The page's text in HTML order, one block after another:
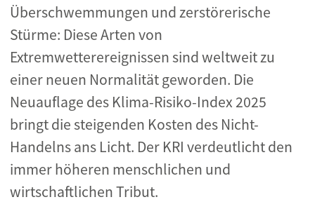
Überschwemmungen und zerstörerische
Stürme: Diese Arten von
Extremwetterereignissen sind weltweit zu
einer neuen Normalität geworden. Die
Neuauflage des Klima-Risiko-Index 2025
bringt die steigenden Kosten des Nicht-
Handelns ans Licht. Der KRI verdeutlicht den
immer höheren menschlichen und
wirtschaftlichen Tribut.